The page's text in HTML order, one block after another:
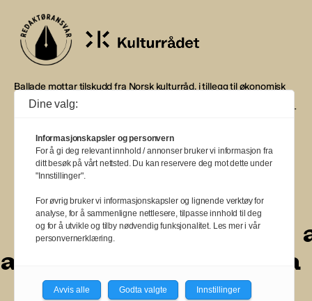
Ballade mottar tilskudd fra Norsk kulturråd, i tillegg til økonomisk
støtte fra eierne NOPA, Norsk komponistforening og
Musikkforleggerne. Ballade drives etter Redaktør- og Vær Varsom-
BALLADE — NORGES MUSIKKMAGASIN
a
aaa
aa
aa
a
a
Dine valg:
Informasjonskapsler og personvern
For å gi deg relevant innhold / annonser bruker vi informasjon fra
ditt besøk på vårt nettsted. Du kan reservere deg mot dette under
"Innstillinger".
For øvrig bruker vi informasjonskapsler og lignende verktøy for
analyse, for å sammenligne nettlesere, tilpasse innhold til deg
og for å utvikle og tilby nødvendig funksjonalitet. Les mer i vår
personvernerklæring.
Avvis alle Godta valgte Innstillinger